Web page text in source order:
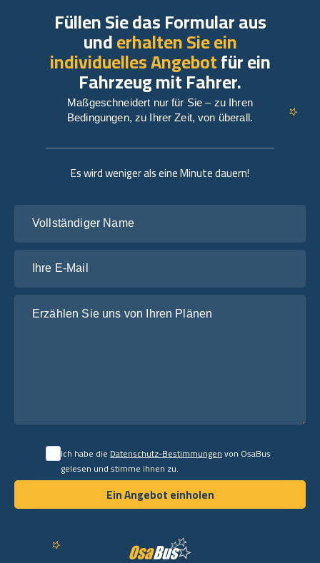
Es wird weniger als eine Minute dauern!
Ich habe dieDatenschutz-Bestimmungenvon OsaBus
gelesen und stimme ihnen zu.
Ein Angebot einholen
Ein Angebot einholen
Füllen Sie das Formular aus
underhalten Sie ein
individuelles Angebotfür ein
Fahrzeug mit Fahrer.
Maßgeschneidert nur für Sie – zu Ihren
Bedingungen, zu Ihrer Zeit, von überall.